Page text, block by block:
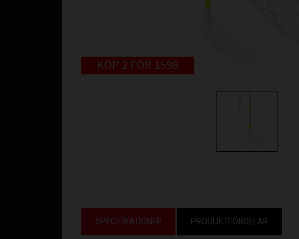
KÖP 2 FÖR 1598
SPECIFIKATIONER PRODUKTFÖRDELAR